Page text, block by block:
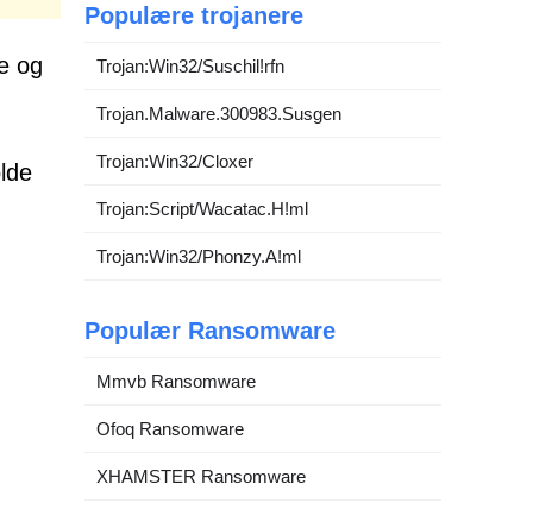
og
Populære trojanere
Trojan:Win32/Suschil!rfn
Trojan.Malware.300983.Susgen
Trojan:Win32/Cloxer
Trojan:Script/Wacatac.H!ml
Trojan:Win32/Phonzy.A!ml
Populær Ransomware
Mmvb Ransomware
Ofoq Ransomware
XHAMSTER Ransomware